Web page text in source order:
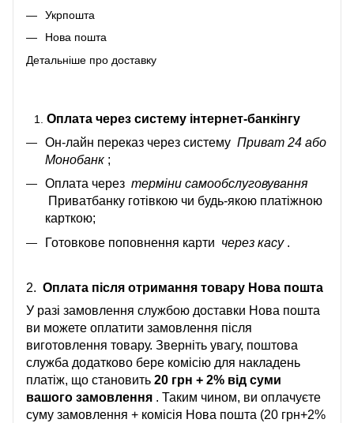
Укрпошта
Нова пошта
Детальніше про доставку
Оплата через систему інтернет-банкінгу
Он-лайн переказ через систему Приват 24 або
Монобанк ;
Оплата через терміни самообслуговування
Приватбанку готівкою чи будь-якою платіжною
карткою;
Готовкове поповнення карти через касу.
2. Оплата після отримання товару Нова пошта
У разі замовлення службою доставки Нова пошта
ви можете оплатити замовлення після
виготовлення товару. Зверніть увагу, поштова
служба додатково бере комісію для накладень
платіж, що становить 20 грн + 2% від суми
вашого замовлення . Таким чином, ви оплачуєте
суму замовлення + комісія Нова пошта (20 грн+2%